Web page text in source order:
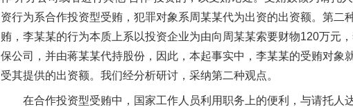
资行为系合作投资型受贿，犯罪对象系周某某代为出资的出资额。第
贿，李某某的行为本质上系以投资企业为由向周某某索要财物120万元
保公司，并由蒋某某代持股份，因此，本起事实中，李某某的受贿对
受其提供的出资额。我们经分析研讨，采纳第二种观点。
在合作投资型受贿中，国家工作人员利用职务上的便利，与请托人